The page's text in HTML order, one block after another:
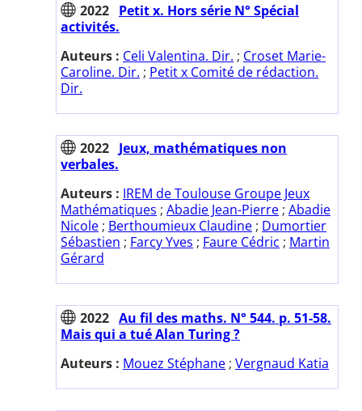
2022 Petit x. Hors série N° Spécial
activités.
Auteurs : Celi Valentina. Dir. ; Croset Marie-
Caroline. Dir. ; Petit x Comité de rédaction.
Dir.
2022 Jeux, mathématiques non
verbales.
Auteurs : IREM de Toulouse Groupe Jeux
Mathématiques ; Abadie Jean-Pierre ; Abadie
Nicole ; Berthoumieux Claudine ; Dumortier
Sébastien ; Farcy Yves ; Faure Cédric ; Martin
Gérard
2022 Au fil des maths. N° 544. p. 51-58.
Mais qui a tué Alan Turing ?
Auteurs : Mouez Stéphane ; Vergnaud Katia